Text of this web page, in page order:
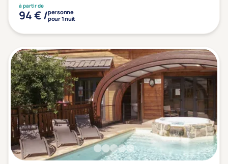
à partir de
94 € /personne
pour 1 nuit